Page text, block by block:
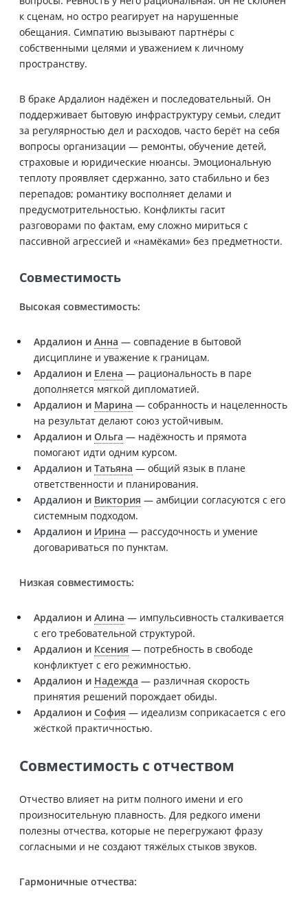
к сценам, но остро реагирует на нарушенные
обещания. Симпатию вызывают партнёры с
собственными целями и уважением к личному
пространству.
В браке Ардалион надёжен и последовательный. Он
поддерживает бытовую инфраструктуру семьи, следит
за регулярностью дел и расходов, часто берёт на себя
вопросы организации — ремонты, обучение детей,
страховые и юридические нюансы. Эмоциональную
теплоту проявляет сдержанно, зато стабильно и без
перепадов; романтику восполняет делами и
предусмотрительностью. Конфликты гасит
разговорами по фактам, ему сложно мириться с
пассивной агрессией и «намёками» без предметности.
Совместимость
Высокая совместимость:
Ардалион и Анна — совпадение в бытовой
дисциплине и уважение к границам.
Ардалион и Елена — рациональность в паре
дополняется мягкой дипломатией.
Ардалион и Марина — собранность и нацеленность
на результат делают союз устойчивым.
Ардалион и Ольга — надёжность и прямота
помогают идти одним курсом.
Ардалион и Татьяна — общий язык в плане
ответственности и планирования.
Ардалион и Виктория — амбиции согласуются с его
системным подходом.
Ардалион и Ирина — рассудочность и умение
договариваться по пунктам.
Низкая совместимость:
Ардалион и Алина — импульсивность сталкивается
с его требовательной структурой.
Ардалион и Ксения — потребность в свободе
конфликтует с его режимностью.
Ардалион и Надежда — различная скорость
принятия решений порождает обиды.
Ардалион и София — идеализм соприкасается с его
жёсткой практичностью.
Совместимость с отчеством
Отчество влияет на ритм полного имени и его
произносительную плавность. Для редкого имени
полезны отчества, которые не перегружают фразу
согласными и не создают тяжёлых стыков звуков.
Гармоничные отчества: